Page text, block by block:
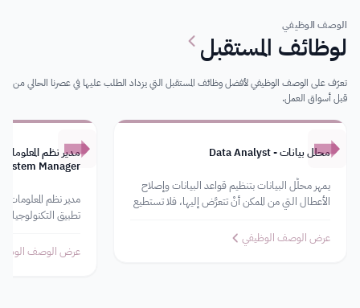
الوصف الوظيفي
لوظائف المستقبل
تعرّف على الوصف الوظيفي لأفضل وظائف المستقبل التي يزداد الطلب عليها في عصرنا الحالي من
قبل أسواق العمل.
محلل بيانات - Data Analyst
يمهر محلِّل البيانات بتنظيم قواعد البيانات وإصلاح
الأعطال التي من الممكن أنْ تتعرَّض إليها، فلا تستطيع
عرض الوصف الوظيفي
System Manager
تطبيق التكنولوجيا
عرض الوصف